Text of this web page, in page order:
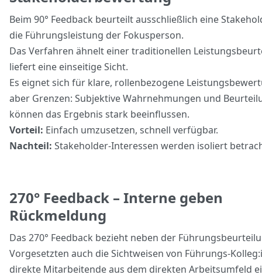
Beim 90° Feedback beurteilt ausschließlich eine
die Führungsleistung der Fokusperson.
Das Verfahren ähnelt einer traditionellen
liefert eine einseitige Sicht.
Es eignet sich für klare, rollenbezogene
aber Grenzen: Subjektive Wahrnehmungen und
können das Ergebnis stark beeinflussen.
Vorteil: Einfach umzusetzen, schnell verfügbar.
Nachteil: Stakeholder-Interessen werden isoliert
270° Feedback – Interne geben
Rückmeldung
Das 270° Feedback bezieht neben der
Vorgesetzten auch die Sichtweisen von Führungs-
direkte Mitarbeitende aus dem direkten Arbeitsumfeld